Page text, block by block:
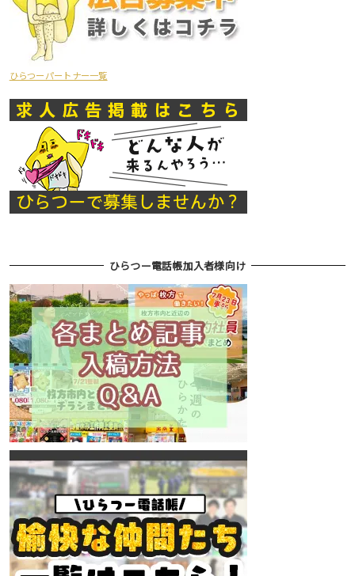
ひらつーパートナー一覧
ひらつー電話帳加入者様向け